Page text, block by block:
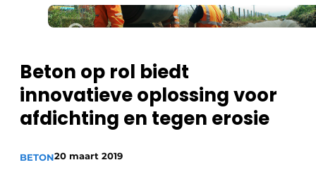
Home
Nieuwsbrief
Podcasts
Privacy / Cookie statement
Beton op rol biedt
innovatieve oplossing voor
afdichting en tegen erosie
BETON20 maart 2019